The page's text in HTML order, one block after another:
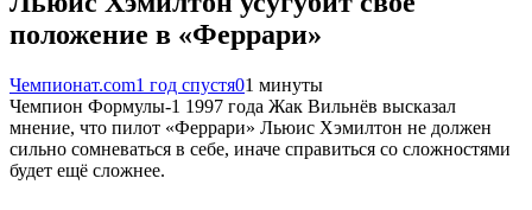
положение в «Феррари»
Чемпионат.com1 год спустя01 минуты
Чемпион Формулы-1 1997 года Жак Вильнёв высказал
мнение, что пилот «Феррари» Льюис Хэмилтон не должен
сильно сомневаться в себе, иначе справиться со сложностями
будет ещё сложнее.